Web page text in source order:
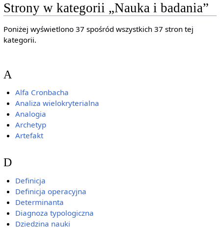
Strony w kategorii „Nauka i badania”
Poniżej wyświetlono 37 spośród wszystkich 37 stron tej
kategorii.
A
Alfa Cronbacha
Analiza wielokryterialna
Analogia
Archetyp
Artefakt
D
Definicja
Definicja operacyjna
Determinanta
Diagnoza typologiczna
Dziedzina nauki